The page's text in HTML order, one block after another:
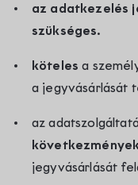
az adatkezelés
szükséges.
köteles a
a jegyvásárlását
az
jegyvásárlását